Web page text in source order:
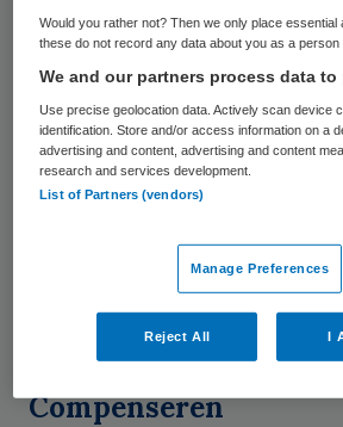
kosten.
Dat stelt wethouder Leon
Vanwege rijksbezuinigingen
voor jeugdhulp met 2 miljoen
24 miljoen euro. Op de
met opvoed- of
worden opgevangen. Een
Compenseren
Would you rather not? Then we only place essential
these do not record any data about you as a person
We and our partners process data to
Use precise geolocation data. Actively scan device
identification. Store and/or access information on a
advertising and content, advertising and content
research and services development.
List of Partners (vendors)
Manage Preferences
Reject All I